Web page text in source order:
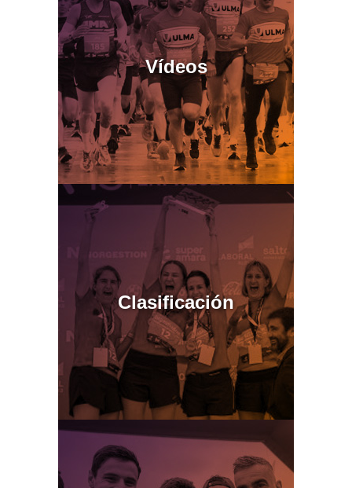
Vídeos
Clasificación